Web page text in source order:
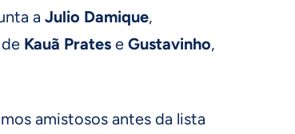
a Julio Damique,
Kauã Prates e Gustavinho,
amistosos antes da lista